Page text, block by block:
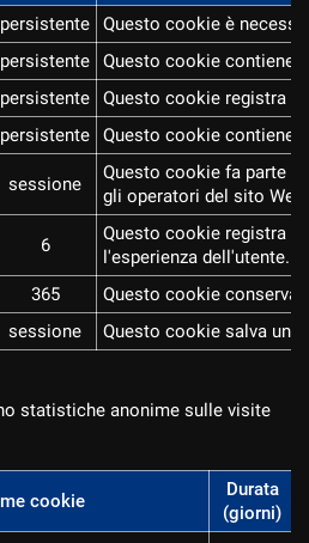
persistente
Questo cookie è
persistente
Questo cookie contiene
persistente
Questo cookie registra
persistente Questo cookie contiene
sessione
Questo cookie fa parte
gli operatori del sito Web.
6
Questo cookie registra
l'esperienza dell'utente.
365
Questo cookie conserva
sessione Questo cookie salva un
statistiche anonime sulle visite
cookie
Durata
(giorni)